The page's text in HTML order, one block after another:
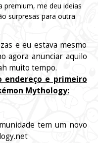
premium, me deu ideias
surpresas para outra
e eu estava mesmo
agora anunciar aquilo
muito tempo.
endereço e primeiro
Mythology:
tem um novo